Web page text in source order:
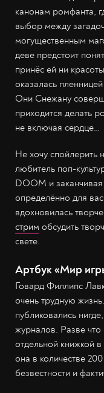
канонам ромфанта,
выбор между
могущественным
деве предстоит
принёс ей ни
оказалась
Они Снежану
приходится делать
не включая сердце…
Не хочу спойлерить
любитель поп-
DOOM и
определённо для
вдохновилась
стрим обсудить
свете.
Артбук «Мир
Говард Филлипс
очень трудную
публиковались
журналов. Разве
отдельной книжкой
она в количестве
безвестности и